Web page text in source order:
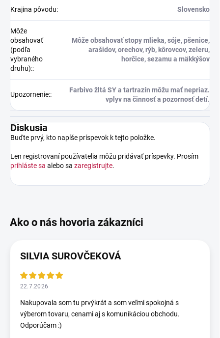
Krajina pôvodu: Slovensko
Môže
obsahovať
(podľa
vybraného
druhu)::
Môže obsahovať stopy mlieka, sóje, pšenice,
arašidov, orechov, rýb, kôrovcov, zeleru,
horčice, sezamu a mäkkýšov
Upozornenie::
Farbivo žltá SY a tartrazín môžu mať nepriaz.
vplyv na činnosť a pozornosť detí.
Diskusia
Buďte prvý, kto napíše príspevok k tejto položke.
Len registrovaní používatelia môžu pridávať príspevky. Prosím
prihláste sa alebo sa zaregistrujte.
SILVIA SUROVČEKOVÁ
22.7.2026
Nakupovala som tu prvýkrát a som veľmi spokojná s
výberom tovaru, cenami aj s komunikáciou obchodu.
Odporúčam :)